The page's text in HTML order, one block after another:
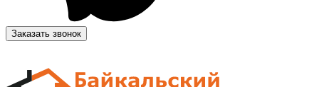
Заказать звонок